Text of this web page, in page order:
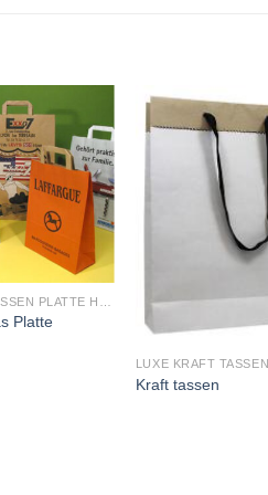
Platte
LUXE KRAFT TASSEN
Kraft tassen